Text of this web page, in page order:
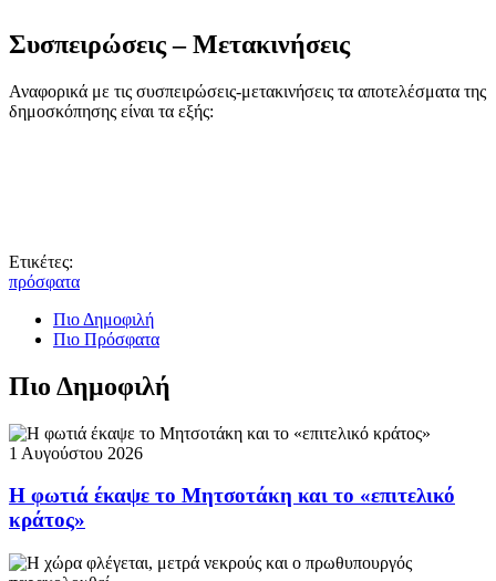
Συσπειρώσεις – Μετακινήσεις
Αναφορικά με τις συσπειρώσεις-μετακινήσεις τα αποτελέσματα της
δημοσκόπησης είναι τα εξής:
Ετικέτες:
πρόσφατα
Πιο Δημοφιλή
Πιο Πρόσφατα
Πιο Δημοφιλή
1 Αυγούστου 2026
Η φωτιά έκαψε το Μητσοτάκη και το «επιτελικό
κράτος»